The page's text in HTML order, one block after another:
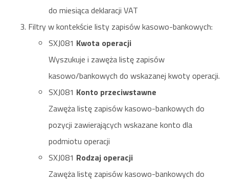
do miesiąca deklaracji VAT
Filtry w kontekście listy zapisów kasowo-bankowych:
SXJ081 Kwota operacji
Wyszukuje i zawęża listę zapisów
kasowo/bankowych do wskazanej kwoty operacji.
SXJ081 Konto przeciwstawne
Zawęża listę zapisów kasowo-bankowych do
pozycji zawierających wskazane konto dla
podmiotu operacji
SXJ081 Rodzaj operacji
Zawęża listę zapisów kasowo-bankowych do